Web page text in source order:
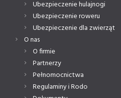
Ubezpieczenie hulajnogi
Ubezpieczenie roweru
Ubezpieczenie dla zwierząt
O nas
O firmie
Partnerzy
Pełnomocnictwa
Regulaminy i Rodo